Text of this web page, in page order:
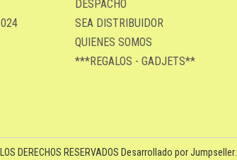
DESPACHO
SEA DISTRIBUIDOR
QUIENES SOMOS
***REGALOS - GADJETS**
DERECHOS RESERVADOS Desarrollado por Jumpseller.